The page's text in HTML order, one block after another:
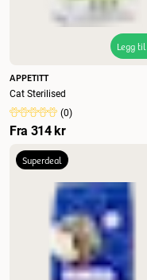
Legg til
APPETITT
Cat Sterilised
(0)
Fra 314 kr
Superdeal